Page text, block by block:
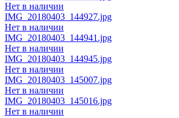
Нет в наличии
IMG_20180403_144927.jpg
Нет в наличии
IMG_20180403_144941.jpg
Нет в наличии
IMG_20180403_144945.jpg
Нет в наличии
IMG_20180403_145007.jpg
Нет в наличии
IMG_20180403_145016.jpg
Нет в наличии